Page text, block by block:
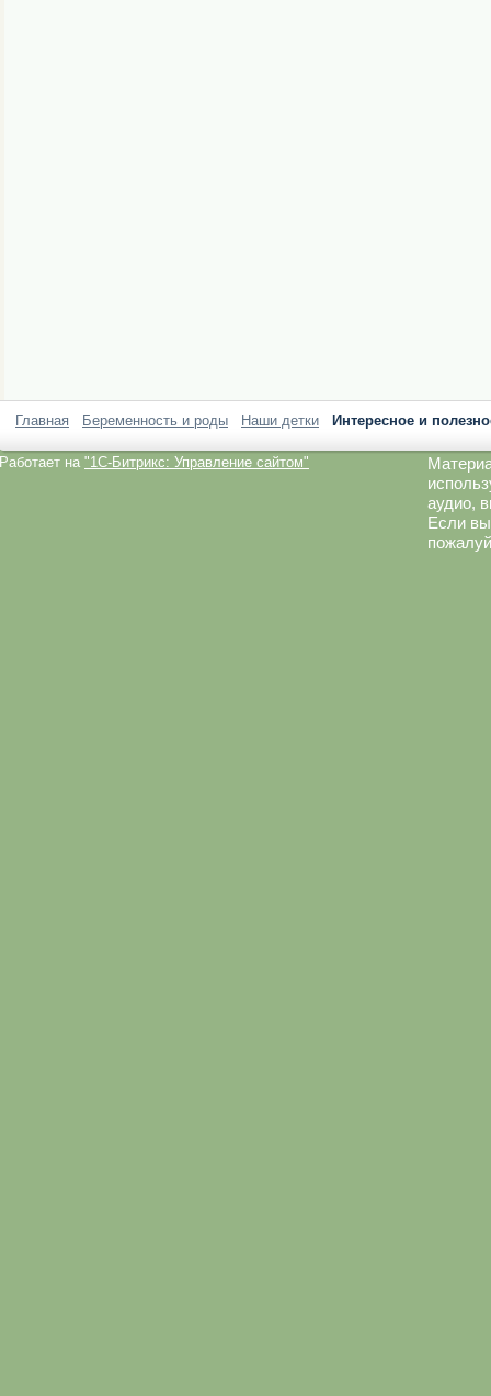
Главная Беременность и роды Наши детки Интересное и
Работает на "1C-Битрикс: Управление сайтом"
аудио,
Если вы